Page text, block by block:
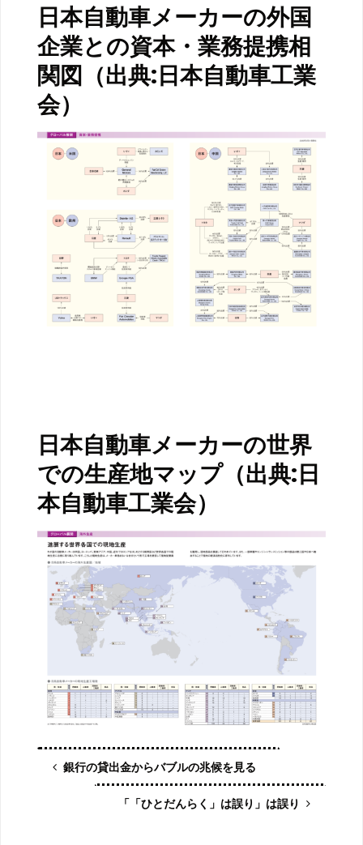
日本自動車メーカーの外国
企業との資本・業務提携相
関図（出典:日本自動車工業
会）
日本自動車メーカーの世界
での生産地マップ（出典:日
本自動車工業会）
銀行の貸出金からバブルの兆候を見る
「「ひとだんらく」は誤り」は誤り